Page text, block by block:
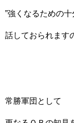
”強くなるための
話しておられます
常勝軍団として